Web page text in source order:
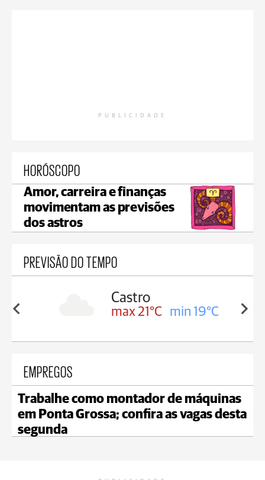
PUBLICIDADE
HORÓSCOPO
Amor, carreira e finanças
movimentam as previsões
dos astros
PREVISÃO DO TEMPO
18°C
Castro
max 21°C min 19°C
EMPREGOS
Trabalhe como montador de máquinas
em Ponta Grossa; confira as vagas desta
segunda